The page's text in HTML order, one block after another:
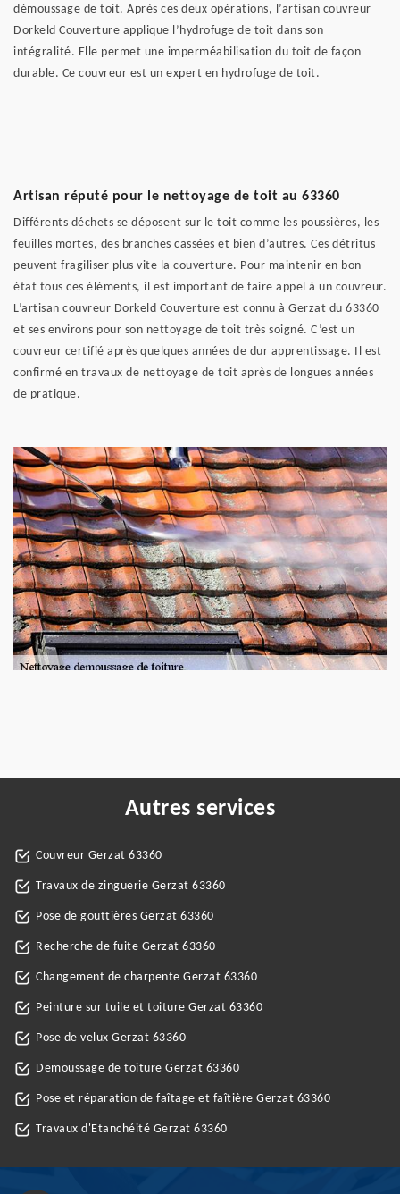
démoussage de toit. Après ces deux opérations, l’artisan couvreur
Dorkeld Couverture applique l’hydrofuge de toit dans son
intégralité. Elle permet une imperméabilisation du toit de façon
durable. Ce couvreur est un expert en hydrofuge de toit.
Artisan réputé pour le nettoyage de toit au 63360
Différents déchets se déposent sur le toit comme les poussières, les
feuilles mortes, des branches cassées et bien d’autres. Ces détritus
peuvent fragiliser plus vite la couverture. Pour maintenir en bon
état tous ces éléments, il est important de faire appel à un couvreur.
L’artisan couvreur Dorkeld Couverture est connu à Gerzat du 63360
et ses environs pour son nettoyage de toit très soigné. C’est un
couvreur certifié après quelques années de dur apprentissage. Il est
confirmé en travaux de nettoyage de toit après de longues années
de pratique.
Autres services
Couvreur Gerzat 63360
Travaux de zinguerie Gerzat 63360
Pose de gouttières Gerzat 63360
Recherche de fuite Gerzat 63360
Changement de charpente Gerzat 63360
Peinture sur tuile et toiture Gerzat 63360
Pose de velux Gerzat 63360
Demoussage de toiture Gerzat 63360
Pose et réparation de faîtage et faîtière Gerzat 63360
Travaux d'Etanchéité Gerzat 63360